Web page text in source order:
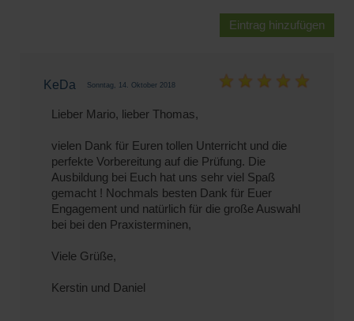
Eintrag hinzufügen
KeDa Sonntag, 14. Oktober 2018
Lieber Mario, lieber Thomas,
vielen Dank für Euren tollen Unterricht und die
perfekte Vorbereitung auf die Prüfung. Die
Ausbildung bei Euch hat uns sehr viel Spaß
gemacht ! Nochmals besten Dank für Euer
Engagement und natürlich für die große Auswahl
bei bei den Praxisterminen,
Viele Grüße,
Kerstin und Daniel